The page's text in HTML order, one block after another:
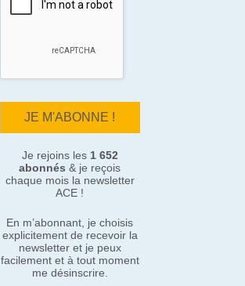
Je rejoins les 1 652
abonnés & je reçois
chaque mois la newsletter
ACE !
En m’abonnant, je choisis
explicitement de recevoir la
newsletter et je peux
facilement et à tout moment
me désinscrire.